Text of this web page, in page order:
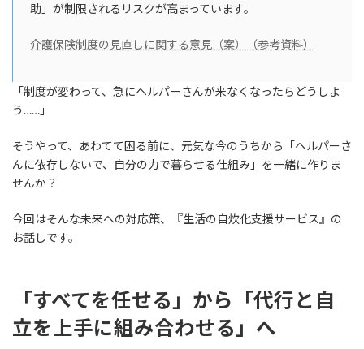
助」が制限されるリスクが高まっています。
介護保険制度の見直しに関する意見（案）（参考資料）
「制度が変わって、急にヘルパーさんが来なくなったらどうしよ
う……」
そうやって、あわてて困る前に、元気な今のうちから「ヘルパーさ
んに依存しないで、自分の力で暮らせる仕組み」を一緒に作りま
せんか？
今回はそんな未来への対応策、『生活の自炊化支援サービス』の
お話しです。
「すべてを任せる」から「代行と自
立を上手に組み合わせる」へ